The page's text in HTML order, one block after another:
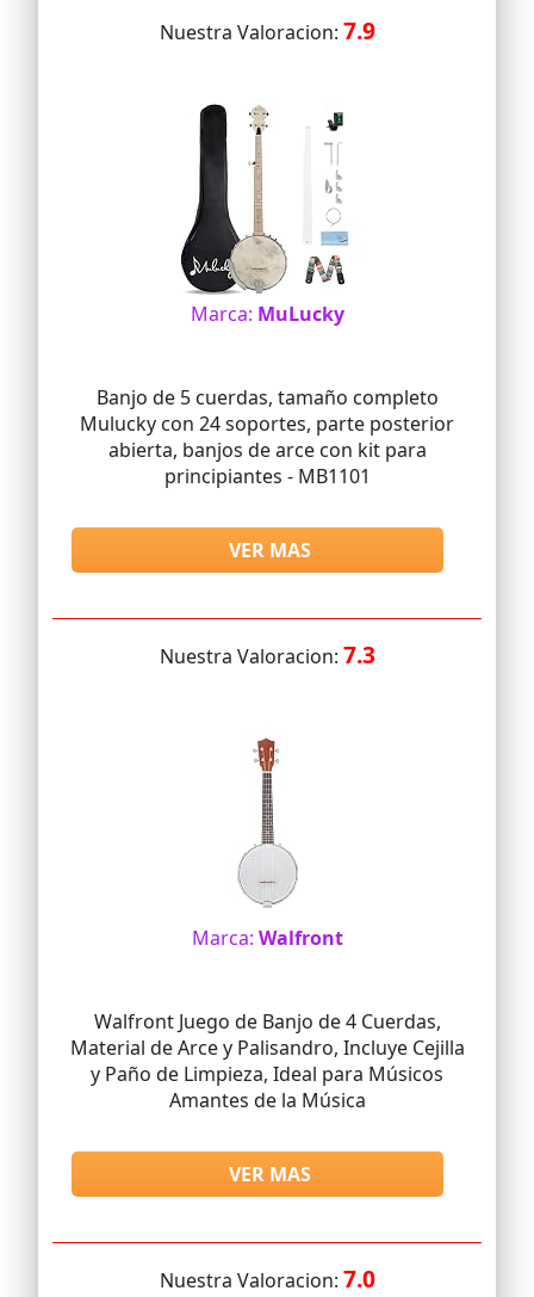
Nuestra Valoracion: 7.9
Marca: MuLucky
Banjo de 5 cuerdas, tamaño completo
Mulucky con 24 soportes, parte posterior
abierta, banjos de arce con kit para
principiantes - MB1101
VER MAS
Nuestra Valoracion: 7.3
Marca: Walfront
Walfront Juego de Banjo de 4 Cuerdas,
Material de Arce y Palisandro, Incluye Cejilla
y Paño de Limpieza, Ideal para Músicos
Amantes de la Música
VER MAS
Nuestra Valoracion: 7.0